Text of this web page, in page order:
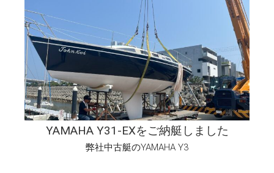
YAMAHA Y31-EXをご納艇しました
弊社中古艇のYAMAHA Y3